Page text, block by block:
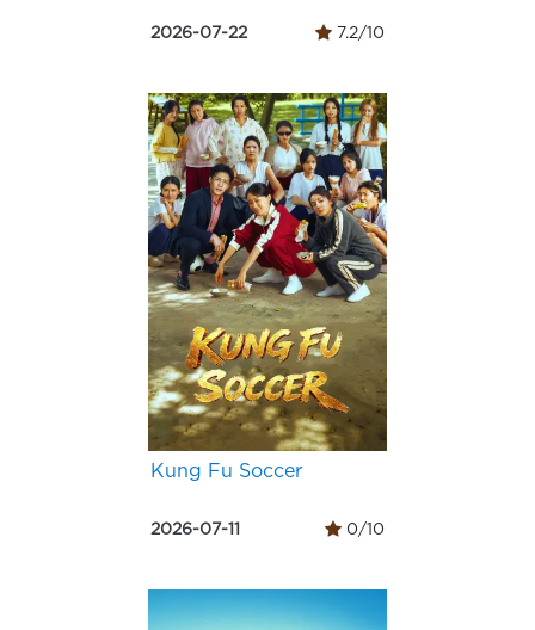
2026-07-22 7.2/10
Kung Fu Soccer
2026-07-11 0/10